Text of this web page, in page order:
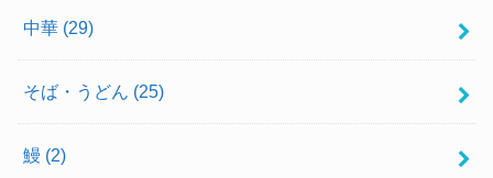
中華 (29)
そば・うどん (25)
鰻 (2)